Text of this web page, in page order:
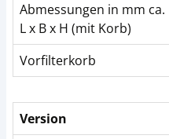
Abmessungen in mm ca.
L x B x H (mit Korb)
Vorfilterkorb
Version